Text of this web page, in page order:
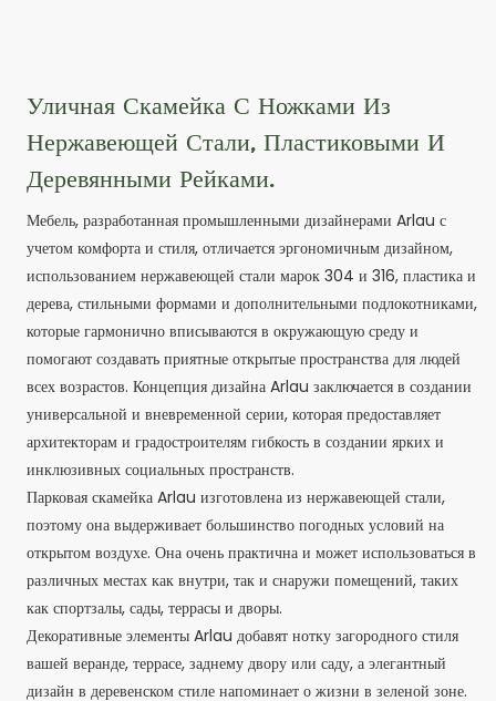
Уличная Скамейка С Ножками Из
Нержавеющей Стали, Пластиковыми И
Деревянными Рейками.
Мебель, разработанная промышленными дизайнерами Arlau с
учетом комфорта и стиля, отличается эргономичным дизайном,
использованием нержавеющей стали марок 304 и 316, пластика и
дерева, стильными формами и дополнительными подлокотниками,
которые гармонично вписываются в окружающую среду и
помогают создавать приятные открытые пространства для людей
всех возрастов. Концепция дизайна Arlau заключается в создании
универсальной и вневременной серии, которая предоставляет
архитекторам и градостроителям гибкость в создании ярких и
инклюзивных социальных пространств.
Парковая скамейка Arlau изготовлена ​​из нержавеющей стали,
поэтому она выдерживает большинство погодных условий на
открытом воздухе. Она очень практична и может использоваться в
различных местах как внутри, так и снаружи помещений, таких
как спортзалы, сады, террасы и дворы.
Декоративные элементы Arlau добавят нотку загородного стиля
вашей веранде, террасе, заднему двору или саду, а элегантный
дизайн в деревенском стиле напоминает о жизни в зеленой зоне.